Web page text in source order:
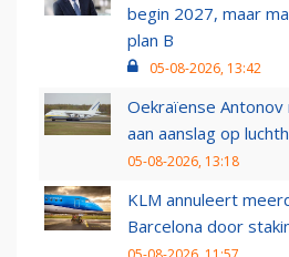
begin 2027, maar
plan B
05-08-2026, 13:42
Oekraïense
aan aanslag op
05-08-2026, 13:18
KLM annuleert
Barcelona door